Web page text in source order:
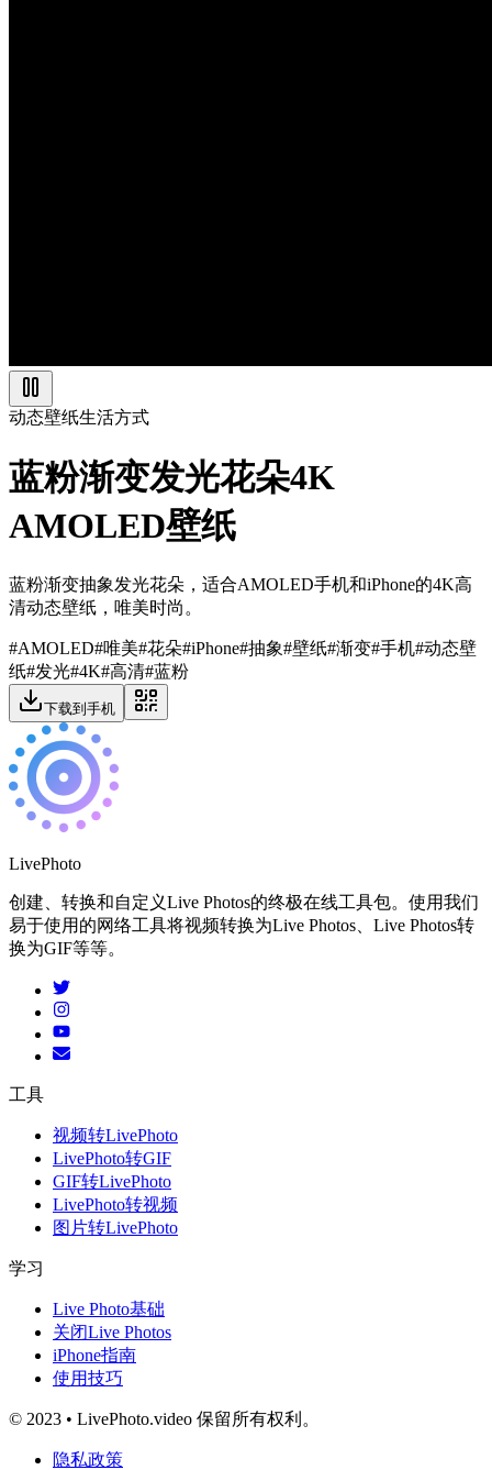
动态壁纸生活方式
蓝粉渐变发光花朵4K
AMOLED壁纸
蓝粉渐变抽象发光花朵，适合AMOLED手机和iPhone的4K高
清动态壁纸，唯美时尚。
#AMOLED#唯美#花朵#iPhone#抽象#壁纸#渐变#手机#动态壁
纸#发光#4K#高清#蓝粉
下载到手机
LivePhoto
创建、转换和自定义Live Photos的终极在线工具包。使用我们
易于使用的网络工具将视频转换为Live Photos、Live Photos转
换为GIF等等。
工具
视频转LivePhoto
LivePhoto转GIF
GIF转LivePhoto
LivePhoto转视频
图片转LivePhoto
学习
Live Photo基础
关闭Live Photos
iPhone指南
使用技巧
© 2023 • LivePhoto.video 保留所有权利。
隐私政策